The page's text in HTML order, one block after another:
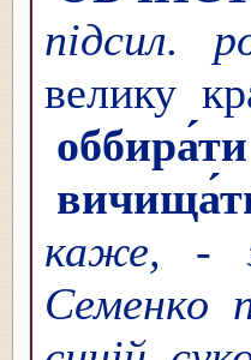
підсил.
велику
оббира́ти
каже, -
Семенко